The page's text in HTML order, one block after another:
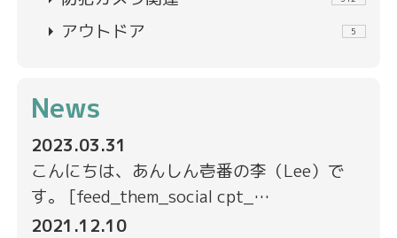
arrow_right アウトドア 5
News
2023.03.31
こんにちは、あんしん壱番の李（Lee）で
す。 [feed_them_social cpt_…
2021.12.10